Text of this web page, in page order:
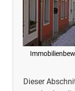
Dieser